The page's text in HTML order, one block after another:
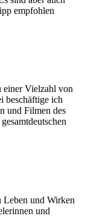
empfohlen
einer Vielzahl von
beschäftige ich
und Filmen des
Leben und Wirken
und